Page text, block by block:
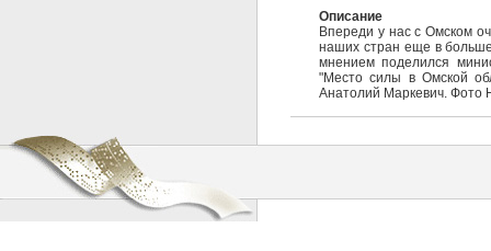
Описание
Впереди у нас с Омском
наших стран еще в
мнением поделился
"Место силы в Омской
Анатолий Маркевич. Фото